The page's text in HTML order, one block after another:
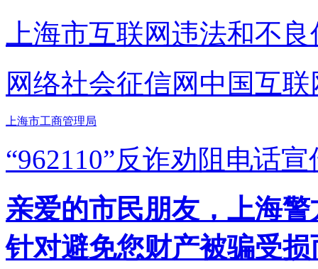
上海市互联网违法和不
网络社会征信网 中国互
上海市工商管理局
“962110”反诈劝阻电话宣
亲爱的市民朋友，上海
针对避免您财产被骗受